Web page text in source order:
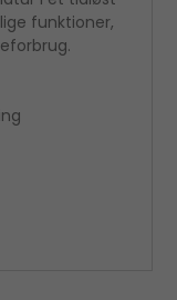
funktioner,